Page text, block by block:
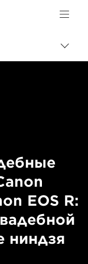
Logo, back to
EOS R:
ниндзя